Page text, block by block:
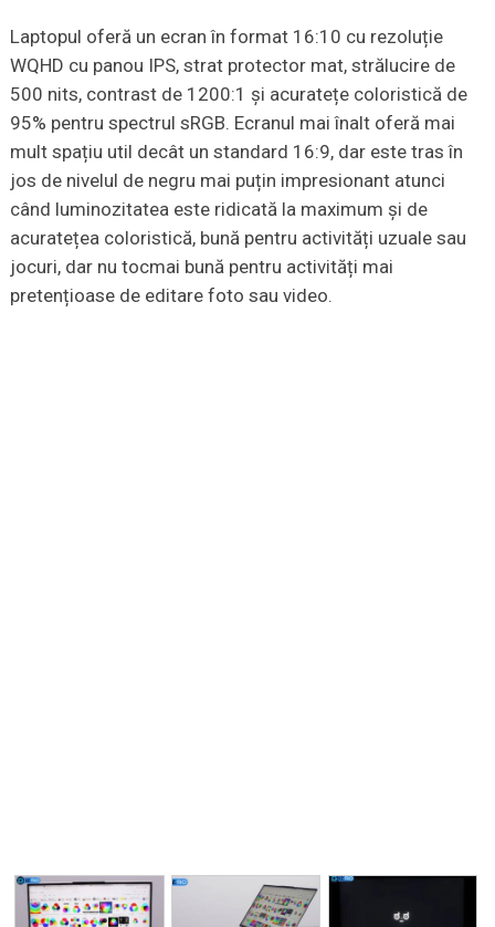
Laptopul oferă un ecran în format 16:10 cu rezoluție
WQHD cu panou IPS, strat protector mat, strălucire de
500 nits, contrast de 1200:1 și acuratețe coloristică de
95% pentru spectrul sRGB. Ecranul mai înalt oferă mai
mult spațiu util decât un standard 16:9, dar este tras în
jos de nivelul de negru mai puțin impresionant atunci
când luminozitatea este ridicată la maximum și de
acuratețea coloristică, bună pentru activități uzuale sau
jocuri, dar nu tocmai bună pentru activități mai
pretențioase de editare foto sau video.